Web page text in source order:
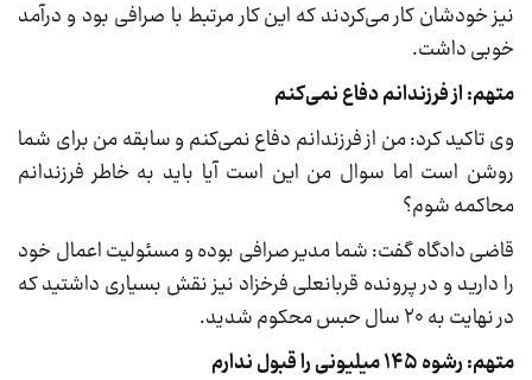
نیز خودشان کار می‌کردند که این کار مرتبط با صرافی بود و درآمد
خوبی داشت.
متهم: از فرزندانم دفاع نمی‌کنم
وی تاکید کرد: من از فرزندانم دفاع نمی‌کنم و سابقه من برای شما
روشن است اما سوال من این است آیا باید به خاطر فرزندانم
محاکمه شوم؟
قاضی دادگاه گفت: شما مدیر صرافی بوده و مسئولیت اعمال خود
را دارید و در پرونده قربانعلی فرخزاد نیز نقش بسیاری داشتید که
در نهایت به ۲۰ سال حبس محکوم شدید.
متهم: رشوه ۱۴۵ میلیونی را قبول ندارم